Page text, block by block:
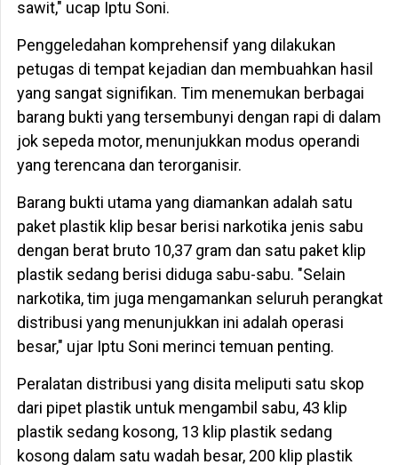
sawit," ucap Iptu Soni.
Penggeledahan komprehensif yang dilakukan
petugas di tempat kejadian dan membuahkan hasil
yang sangat signifikan. Tim menemukan berbagai
barang bukti yang tersembunyi dengan rapi di dalam
jok sepeda motor, menunjukkan modus operandi
yang terencana dan terorganisir.
Barang bukti utama yang diamankan adalah satu
paket plastik klip besar berisi narkotika jenis sabu
dengan berat bruto 10,37 gram dan satu paket klip
plastik sedang berisi diduga sabu-sabu. "Selain
narkotika, tim juga mengamankan seluruh perangkat
distribusi yang menunjukkan ini adalah operasi
besar," ujar Iptu Soni merinci temuan penting.
Peralatan distribusi yang disita meliputi satu skop
dari pipet plastik untuk mengambil sabu, 43 klip
plastik sedang kosong, 13 klip plastik sedang
kosong dalam satu wadah besar, 200 klip plastik